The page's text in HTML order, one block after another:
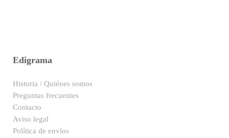
Edigrama
Historia / Quiénes somos
Preguntas frecuentes
Contacto
Aviso legal
Política de envíos